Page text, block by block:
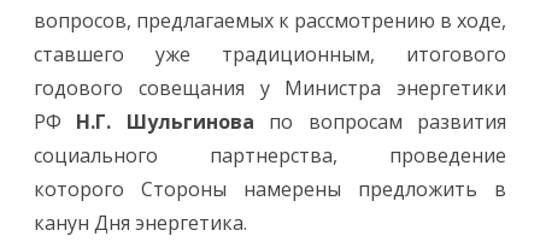
вопросов, предлагаемых к рассмотрению в ходе,
ставшего уже традиционным, итогового
годового совещания у Министра энергетики
РФ Н.Г. Шульгинова по вопросам развития
социального партнерства, проведение
которого Стороны намерены предложить в
канун Дня энергетика.